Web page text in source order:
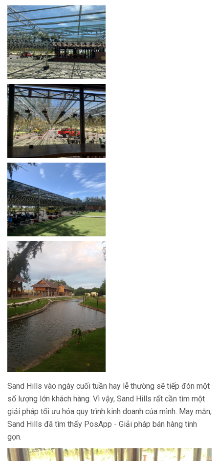
Sand Hills vào ngày cuối tuần hay lễ thường sẽ tiếp đón một
số lượng lớn khách hàng. Vì vậy, Sand Hills rất cần tìm một
giải pháp tối ưu hóa quy trình kinh doanh của mình. May mắn,
Sand Hills đã tìm thấy PosApp - Giải pháp bán hàng tinh
gọn.